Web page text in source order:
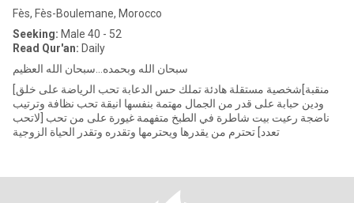
Fès, Fès-Boulemane, Morocco
Seeking: Male 40 - 52
Read Qur'an: Daily
سبحان الله وبحمده...سبحان الله العظيم
ودين حبابة على قدر من الجمال مهتمة بنفسها انيقة تحب نظافة وترتيب
ناضجة رعيت بيت شاطرة في الطبخ متفهمة غيورة على من تحب [لاتحب
تعدد] تحترم من يقدرها ويحترمها وتقدره وتقدر الحياة الزوجية